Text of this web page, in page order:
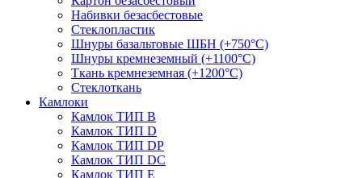
Набивки безасбестовые
Стеклопластик
Шнуры базальтовые ШБН (+750°С)
Шнуры кремнеземный (+1100°С)
Ткань кремнеземная (+1200°С)
Стеклоткань
Камлоки
Камлок ТИП B
Камлок ТИП D
Камлок ТИП DP
Камлок ТИП DС
Камлок ТИП E